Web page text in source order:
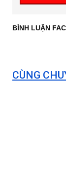
BÌNH LUẬN
CÙNG